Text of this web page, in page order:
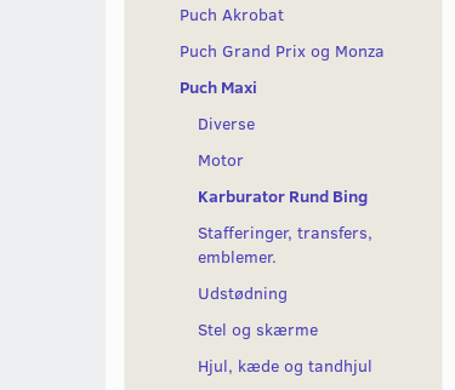
Puch Akrobat
Puch Grand Prix og Monza
Puch Maxi
Diverse
Motor
Karburator Rund Bing
Stafferinger, transfers,
emblemer.
Udstødning
Stel og skærme
Hjul, kæde og tandhjul